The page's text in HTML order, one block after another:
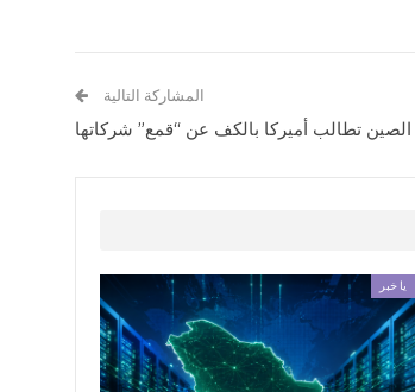
المشاركة التالية
الصين تطالب أميركا بالكف عن “قمع” شركاتها
يا خبر